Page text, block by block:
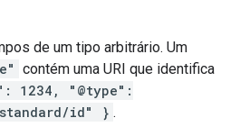
de um tipo arbitrário. Um
contém uma URI que identifica
1234, "@type":
standard/id" } .